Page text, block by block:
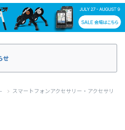
せ
スマートフォンアクセサリー・アクセサリ